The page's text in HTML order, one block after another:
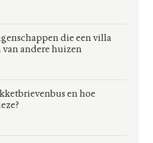
die een villa
andere huizen
en hoe